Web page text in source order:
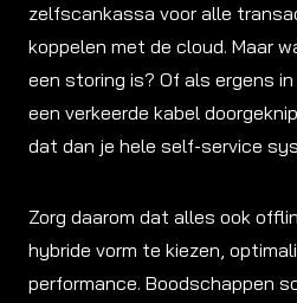
zelfscankassa voor alle
koppelen met de cloud. Maar
een storing is? Of als ergens
een verkeerde kabel
dat dan je hele self-service
Zorg daarom dat alles ook
hybride vorm te kiezen,
performance. Boodschappen